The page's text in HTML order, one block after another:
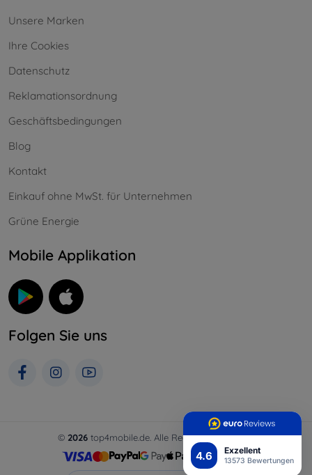
4.6 Exzellent
13573 Bewertungen
Unsere Marken
Ihre Cookies
Datenschutz
Reklamationsordnung
Geschäftsbedingungen
Blog
Kontakt
Einkauf ohne MwSt. für Unternehmen
Grüne Energie
Mobile Applikation
Folgen Sie uns
© 2026 top4mobile.de. Alle Rechte vorbehalten.